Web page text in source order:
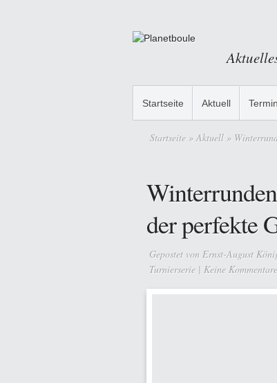
Startseite Aktuell
Startseite » Aktuell »
der perfekte
Gepostet von Ernst-August
Turnierserie | Keine Kommentare